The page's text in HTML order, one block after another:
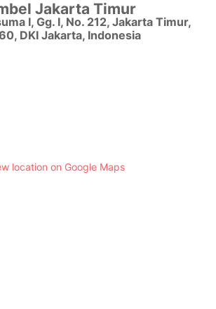
Jakarta Timur
I, Gg. I, No. 212, Jakarta Timur,
, DKI Jakarta, Indonesia
location on Google Maps